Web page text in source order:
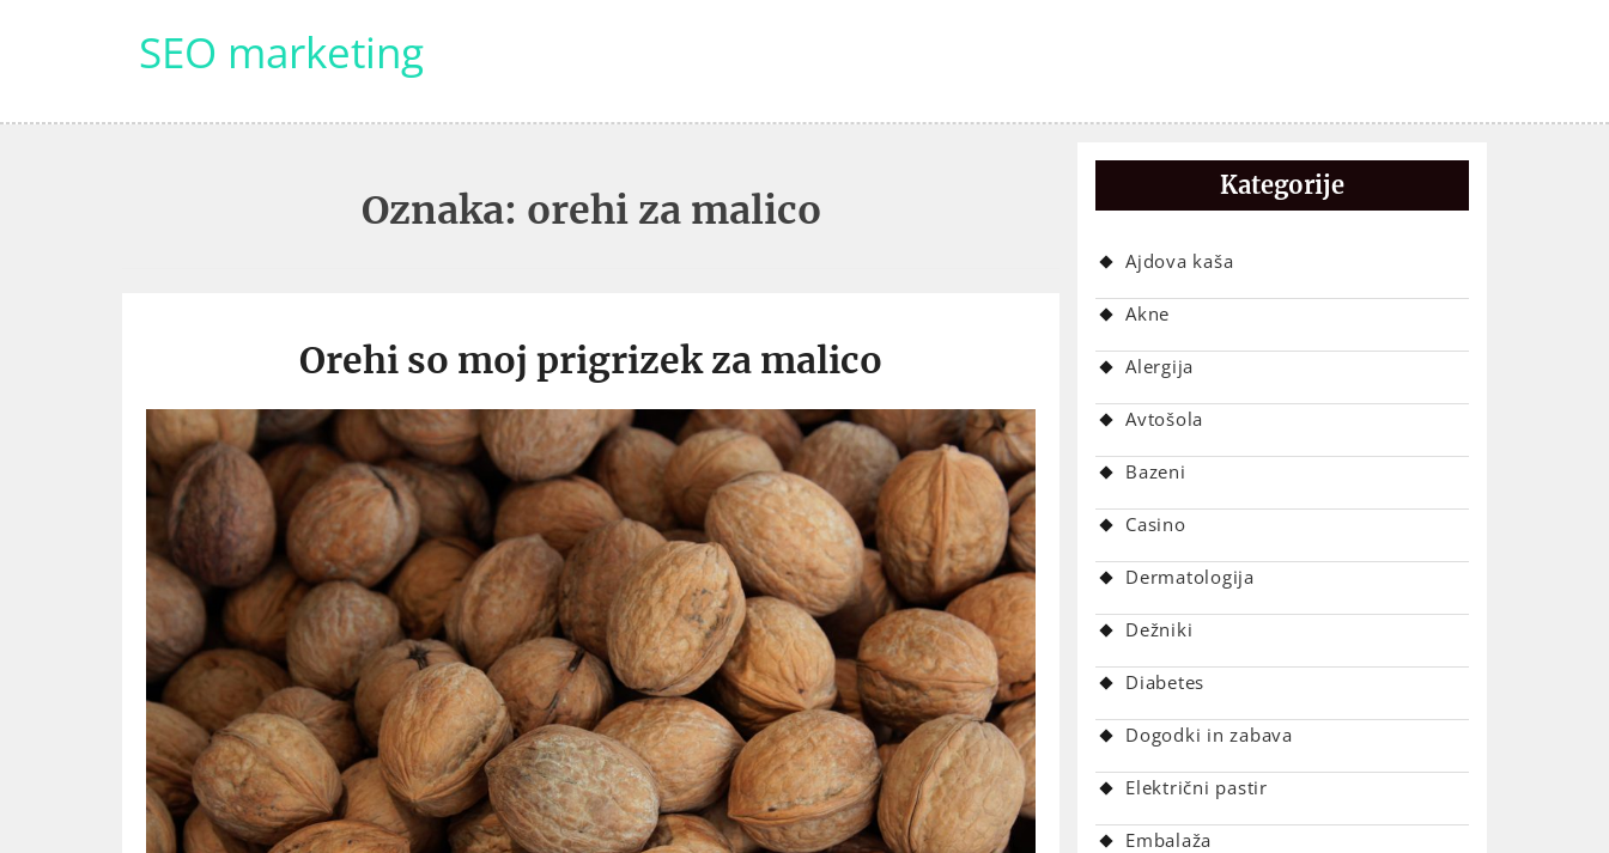
SEO marketing
Oznaka: orehi za malico
Orehi so moj prigrizek za malico
Kategorije
Ajdova kaša
Akne
Alergija
Avtošola
Bazeni
Casino
Dermatologija
Dežniki
Diabetes
Dogodki in zabava
Električni pastir
Embalaža